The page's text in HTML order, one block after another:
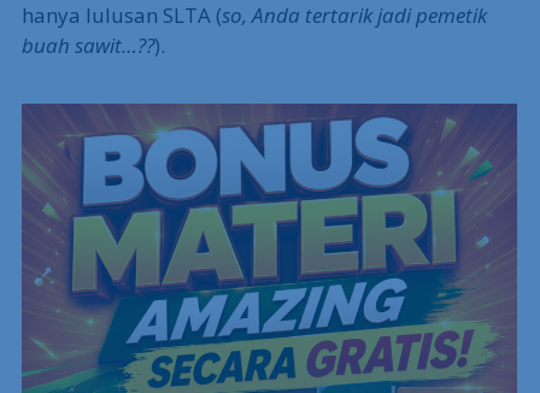
hanya lulusan SLTA (so, Anda tertarik jadi pemetik
buah sawit…??).